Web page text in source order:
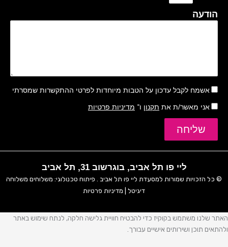
הודעה
אשמח לקבל עדכון על הטבות מיוחדות לפרטי ההתקשרות שמסרתי
אני מאשר/ת את תקנון ו־ מדיניות פרטיות
שליחה
ליי פו תל אביב, בוגרשוב 31, תל אביב
© כל הזכויות שמורות למסעדת ליי פו תל אביב . פיתוח טכנולוגי: משלוחים משלוחה
דיגיטל
מדיניות פרטיות
האתר שלנו משתמש בקוקיז כדי להבטיח חוויית גלישה חלקה, לנתח שימוש באתר
ולהתאים תוכן ושירותים אישיים עבורך.